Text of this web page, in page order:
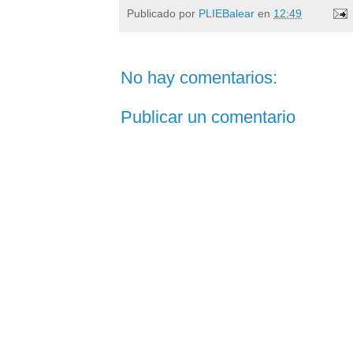
Publicado por PLIEBalear en 12:49
No hay comentarios:
Publicar un comentario